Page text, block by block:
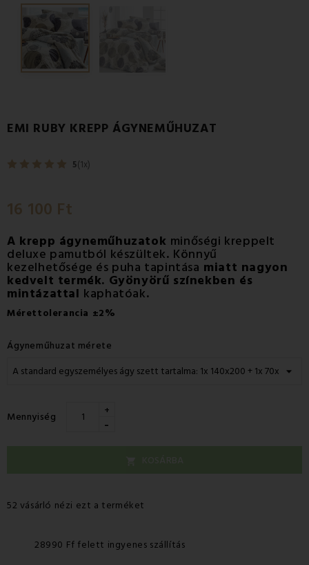
EMI RUBY KREPP ÁGYNEMŰHUZAT
5(1x)
16 100 Ft
A krepp ágyneműhuzatok minőségi kreppelt
deluxe pamutból készültek. Könnyű
kezelhetősége és puha tapintása miatt nagyon
kedvelt termék. Gyönyörű színekben és
mintázattal kaphatóak.
Mérettolerancia ±2%
Ágyneműhuzat mérete
Mennyiség +
-
52 vásárló nézi ezt a terméket
28990 Ff felett ingyenes szállítás